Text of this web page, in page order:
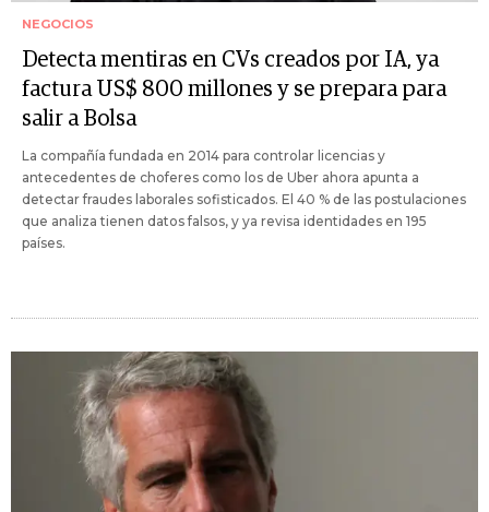
NEGOCIOS
Detecta mentiras en CVs creados por IA, ya
factura US$ 800 millones y se prepara para
salir a Bolsa
La compañía fundada en 2014 para controlar licencias y
antecedentes de choferes como los de Uber ahora apunta a
detectar fraudes laborales sofisticados. El 40 % de las postulaciones
que analiza tienen datos falsos, y ya revisa identidades en 195
países.